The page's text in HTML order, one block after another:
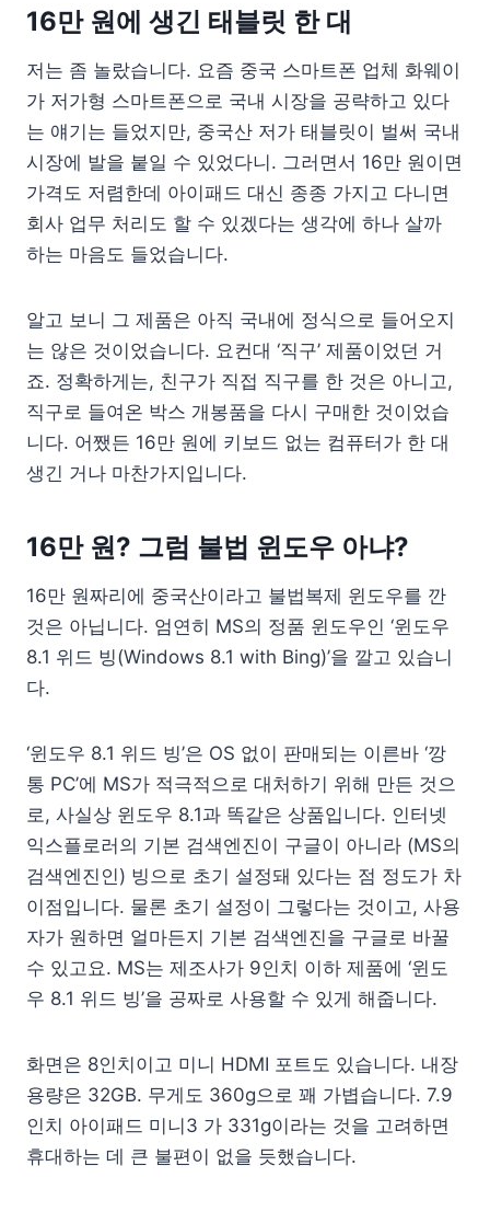
16만 원에 생긴 태블릿 한 대
저는 좀 놀랐습니다. 요즘 중국 스마트폰 업체 화웨이
가 저가형 스마트폰으로 국내 시장을 공략하고 있다
는 얘기는 들었지만, 중국산 저가 태블릿이 벌써 국내
시장에 발을 붙일 수 있었다니. 그러면서 16만 원이면
가격도 저렴한데 아이패드 대신 종종 가지고 다니면
회사 업무 처리도 할 수 있겠다는 생각에 하나 살까
하는 마음도 들었습니다.
알고 보니 그 제품은 아직 국내에 정식으로 들어오지
는 않은 것이었습니다. 요컨대 ‘직구’ 제품이었던 거
죠. 정확하게는, 친구가 직접 직구를 한 것은 아니고,
직구로 들여온 박스 개봉품을 다시 구매한 것이었습
니다. 어쨌든 16만 원에 키보드 없는 컴퓨터가 한 대
생긴 거나 마찬가지입니다.
16만 원? 그럼 불법 윈도우 아냐?
16만 원짜리에 중국산이라고 불법복제 윈도우를 깐
것은 아닙니다. 엄연히 MS의 정품 윈도우인 ‘윈도우
8.1 위드 빙(Windows 8.1 with Bing)’을 깔고 있습니
다.
‘윈도우 8.1 위드 빙’은 OS 없이 판매되는 이른바 ‘깡
통 PC’에 MS가 적극적으로 대처하기 위해 만든 것으
로, 사실상 윈도우 8.1과 똑같은 상품입니다. 인터넷
익스플로러의 기본 검색엔진이 구글이 아니라 (MS의
검색엔진인) 빙으로 초기 설정돼 있다는 점 정도가 차
이점입니다. 물론 초기 설정이 그렇다는 것이고, 사용
자가 원하면 얼마든지 기본 검색엔진을 구글로 바꿀
수 있고요. MS는 제조사가 9인치 이하 제품에 ‘윈도
우 8.1 위드 빙’을 공짜로 사용할 수 있게 해줍니다.
화면은 8인치이고 미니 HDMI 포트도 있습니다. 내장
용량은 32GB. 무게도 360g으로 꽤 가볍습니다. 7.9
인치 아이패드 미니3 가 331g이라는 것을 고려하면
휴대하는 데 큰 불편이 없을 듯했습니다.